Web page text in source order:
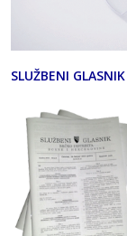
SLUŽBENI GLASNIK